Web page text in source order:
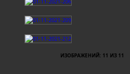
ИЗОБРАЖЕНИЙ: 11 ИЗ 11